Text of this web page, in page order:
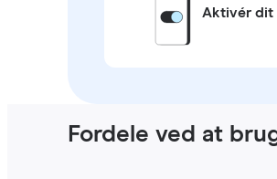
Aktivér dit
Fordele ved at